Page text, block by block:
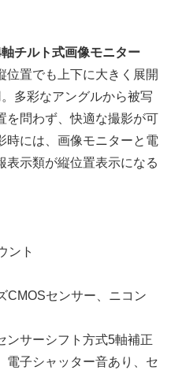
チルト式画像モニター
位置でも上下に大きく展開
多彩なアングルから被写
を問わず、快適な撮影が可
時には、画像モニターと電
表示類が縦位置表示になる
ント
CMOSセンサー、ニコン
ンサーシフト方式5軸補正
電子シャッター音あり、セ